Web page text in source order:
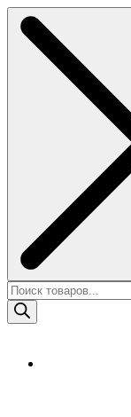
Skip
content
Поиск
товаров